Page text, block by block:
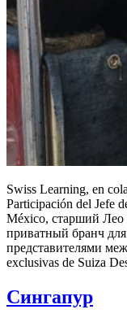
Swiss Learning, en
Participación del Jefe
México, старший
приватный бранч
представителями
exclusivas de Suiza
Сингапур